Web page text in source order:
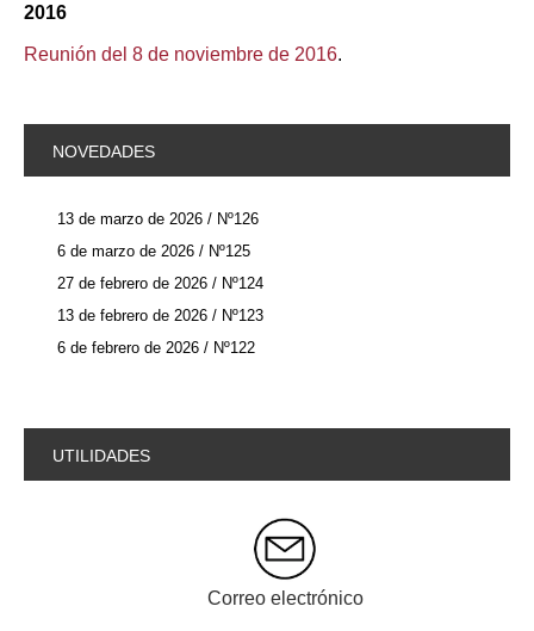
2016
Reunión del 8 de noviembre de 2016.
NOVEDADES
13 de marzo de 2026 / Nº126
6 de marzo de 2026 / Nº125
27 de febrero de 2026 / Nº124
13 de febrero de 2026 / Nº123
6 de febrero de 2026 / Nº122
UTILIDADES
Correo electrónico